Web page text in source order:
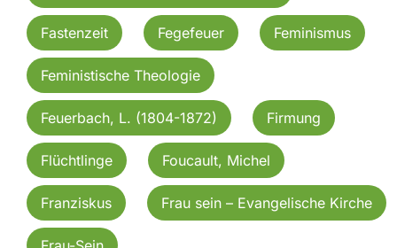
Fastenzeit Fegefeuer Feminismus
Feministische Theologie
Feuerbach, L. (1804-1872) Firmung
Flüchtlinge Foucault, Michel
Franziskus Frau sein – Evangelische Kirche